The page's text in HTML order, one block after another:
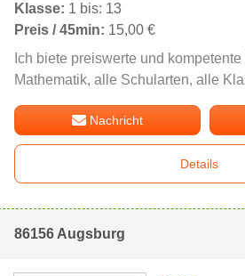
Klasse: 1 bis: 13
Preis / 45min: 15,00 €
Ich biete preiswerte und
Mathematik, alle Schularten, alle
Nachricht
Details
86156 Augsburg